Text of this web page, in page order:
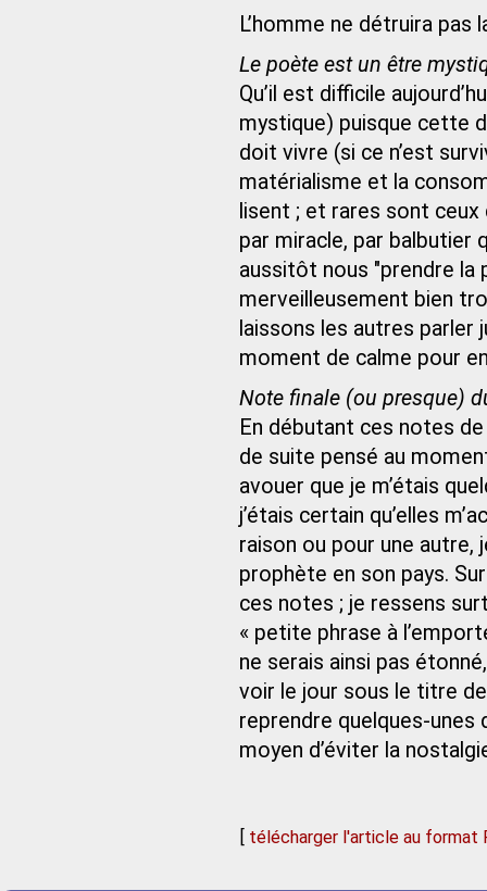
L’homme ne détruira
Le poète est un être
Qu’il est difficile
mystique) puisque cette
doit vivre (si ce n’est
matérialisme et la
lisent ; et rares sont
par miracle, par balbutier
aussitôt nous "prendre la
merveilleusement bien
laissons les autres parler
moment de calme pour
Note finale (ou presque)
En débutant ces notes
de suite pensé au
avouer que je m’étais
j’étais certain qu’elles
raison ou pour une autre,
prophète en son pays.
ces notes ; je ressens
« petite phrase à
ne serais ainsi pas
voir le jour sous le titre de
reprendre quelques-unes
moyen d’éviter la
[ télécharger l'article au format